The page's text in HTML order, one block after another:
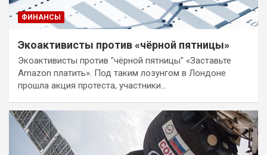
ФИНАНСЫ
Экоактивисты против «чёрной пятницы»
Экоактивисты против "чёрной пятницы" «Заставьте
Аmazon платить». Под таким лозунгом в Лондоне
прошла акция протеста, участники…